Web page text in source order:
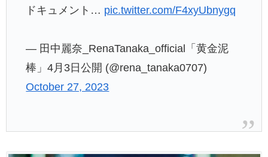
ドキュメント… pic.twitter.com/F4xyUbnygq
— 田中麗奈_RenaTanaka_official「黄金泥
棒」4月3日公開 (@rena_tanaka0707)
October 27, 2023